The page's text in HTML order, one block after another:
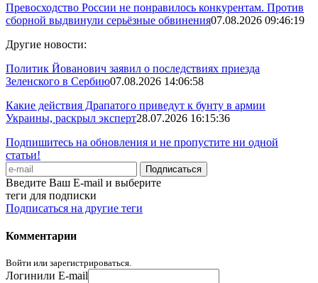
Превосходство России не понравилось конкурентам. Против
сборной выдвинули серьёзные обвинения07.08.2026 09:46:19
Другие новости:
Политик Йованович заявил о последствиях приезда
Зеленского в Сербию07.08.2026 14:06:58
Какие действия Драпатого приведут к бунту в армии
Украины, раскрыл эксперт28.07.2026 16:15:36
Подпишитесь на обновления и не пропустите ни одной
статьи!
Введите Ваш E-mail и выберите
теги для подписки
Подписаться на другие теги
Комментарии
Войти или зарегистрироваться.
Логинили E-mail